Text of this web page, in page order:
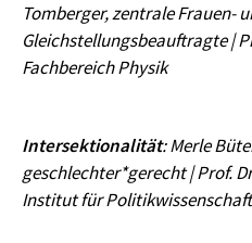
Tomberger, zentrale Frauen-
Gleichstellungsbeauftragte |
Fachbereich Physik
Intersektionalität:Merle
geschlechter*gerecht | Prof.
Institut für Politikwissenschaft